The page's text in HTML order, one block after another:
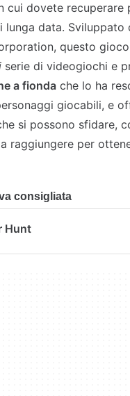
cui dovete recuperare
data. Sviluppato
questo
serie di videogiochi e
a fionda che lo ha
giocabili, e
si possono sfidare,
raggiungere per
consigliata
Hunt